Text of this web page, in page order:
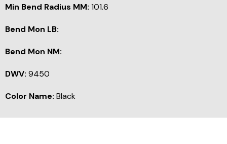
Min Bend Radius MM: 101.6
Bend Mon LB:
Bend Mon NM:
DWV: 9450
Color Name: Black